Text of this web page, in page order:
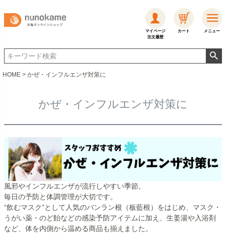
マイページ
注文履歴
カート メニュー
HOME かぜ・インフルエンザ対策に
かぜ・インフルエンザ対策に
風邪やインフルエンザが流行しやすい季節。
毎日の予防と体調管理が大切です。
“飲むマスク”として人気のバンラン根（板藍根）をはじめ、マスク・
うがい薬・のど飴などの感染予防アイテムに加え、生姜湯や入浴剤
など、体を内側から温める商品も揃えました。